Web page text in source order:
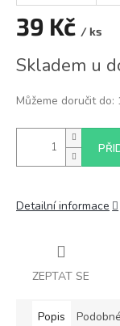
39 Kč / ks
cena:
Skladem u
Můžeme doručit do:
Detailní informace
ZEPTAT SE
Popis